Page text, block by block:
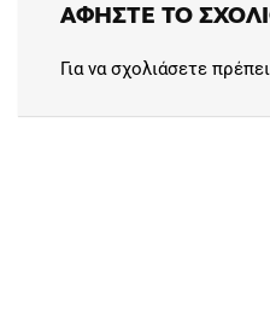
ΑΦΉΣΤΕ ΤΟ
Για να σχολιάσετε